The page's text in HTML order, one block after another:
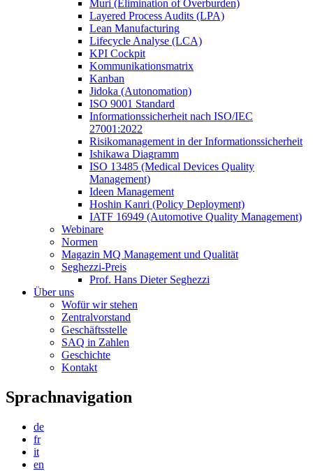
Muri (Elimination of Overburden)
Layered Process Audits (LPA)
Lean Manufacturing
Lifecycle Analyse (LCA)
KPI Cockpit
Kommunikationsmatrix
Kanban
Jidoka (Autonomation)
ISO 9001 Standard
Informationssicherheit nach ISO/IEC
27001:2022
Risikomanagement in der Informationssicherheit
Ishikawa Diagramm
ISO 13485 (Medical Devices Quality
Management)
Ideen Management
Hoshin Kanri (Policy Deployment)
IATF 16949 (Automotive Quality Management)
Webinare
Normen
Magazin MQ Management und Qualität
Seghezzi-Preis
Prof. Hans Dieter Seghezzi
Über uns
Wofür wir stehen
Zentralvorstand
Geschäftsstelle
SAQ in Zahlen
Geschichte
Kontakt
Sprachnavigation
de
fr
it
en